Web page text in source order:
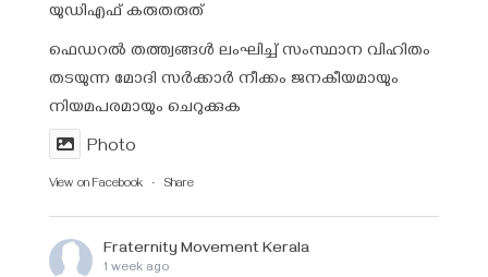
യുഡിഎഫ് കരുതരുത്
ഫെഡറൽ തത്ത്വങ്ങൾ ലംഘിച്ച് സംസ്ഥാന വിഹിതം
തടയുന്ന മോദി സർക്കാർ നീക്കം ജനകീയമായും
നിയമപരമായും ചെറുക്കുക
Photo
View on Facebook · Share
Fraternity Movement Kerala
1 week ago